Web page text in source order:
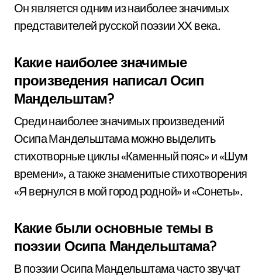
Он является одним из наиболее значимых
представителей русской поэзии XX века.
Какие наиболее значимые
произведения написал Осип
Мандельштам?
Среди наиболее значимых произведений
Осипа Мандельштама можно выделить
стихотворные циклы «Каменный пояс» и «Шум
времени», а также знаменитые стихотворения
«Я вернулся в мой город родной» и «Сонеты».
Какие были основные темы в
поэзии Осипа Мандельштама?
В поэзии Осипа Мандельштама часто звучат